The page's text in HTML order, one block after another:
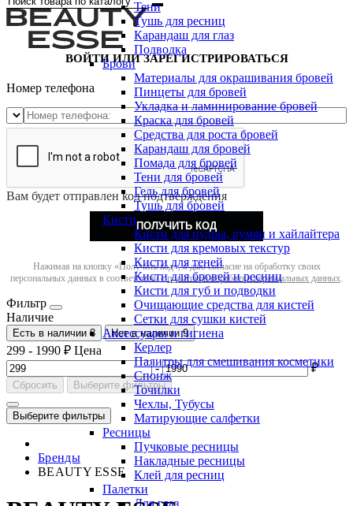
Тени
Тушь для ресниц
Карандаш для глаз
Подводка
Брови
Материалы для окрашивания бровей
Пинцеты для бровей
Укладка и ламинирование бровей
Краска для бровей
Средства для роста бровей
Карандаш для бровей
Помада для бровей
Тени для бровей
Гель для бровей
Тушь для бровей
Кисти
Кисти для пудры, румян и хайлайтера
Кисти для кремовых текстур
Кисти для теней
Кисти для бровей и ресниц
Кисти для губ и подводки
Очищающие средства для кистей
Сетки для сушки кистей
Аксессуары и гигиена
Керлер
Палитры для смешивания косметики
Спонж
Точилки
Чехлы, Тубусы
Матирующие салфетки
Ресницы
Пучковые ресницы
Накладные ресницы
Клей для ресниц
Палетки
Для глаз
ВОЙТИ ИЛИ ЗАРЕГИСТРИРОВАТЬСЯ
Номер телефона
Вам будет отправлен код подтверждения
ПОЛУЧИТЬ КОД
Нажимая на кнопку «Получить код», я даю согласие на обработку своих
персональных данных в соответствии сполитикой обработки персональных данных.
Фильтр
Наличие
Есть в наличии 8 Нет в наличии 9
299 - 1990 ₽ Цена
-
₽
Сбросить Выберите фильтры
Выберите фильтры
Бренды
BEAUTY ESSE